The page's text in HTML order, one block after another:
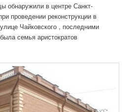
обнаружили в центре Санкт-
проведении реконструкции в
Чайковского , последними
семья аристократов